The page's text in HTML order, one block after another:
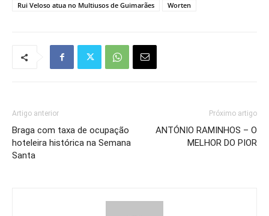
Rui Veloso atua no Multiusos de Guimarães
Worten
Artigo anterior
Braga com taxa de ocupação
hoteleira histórica na Semana
Santa
Próximo artigo
ANTÓNIO RAMINHOS – O
MELHOR DO PIOR